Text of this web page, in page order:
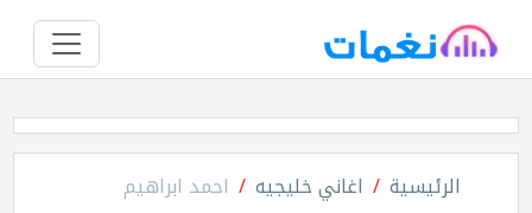
الرئيسية اغاني خليجيه احمد ابراهيم